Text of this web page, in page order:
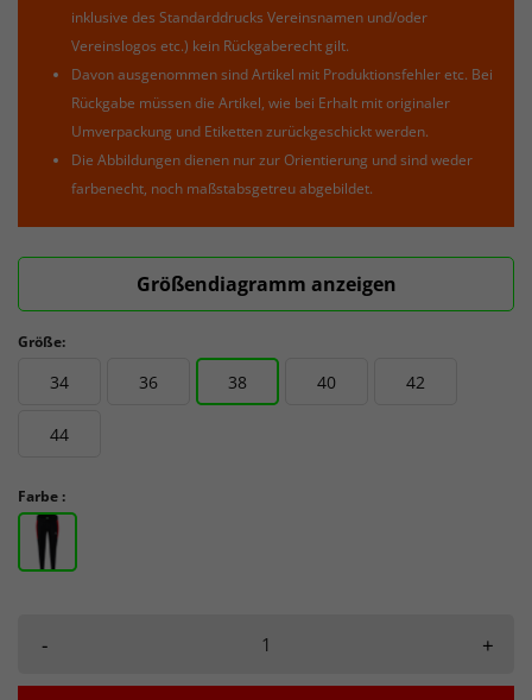
inklusive des Standarddrucks Vereinsnamen und/oder
Vereinslogos etc.) kein Rückgaberecht gilt.
Davon ausgenommen sind Artikel mit Produktionsfehler etc. Bei
Rückgabe müssen die Artikel, wie bei Erhalt mit originaler
Umverpackung und Etiketten zurückgeschickt werden.
Die Abbildungen dienen nur zur Orientierung und sind weder
farbenecht, noch maßstabsgetreu abgebildet.
Größendiagramm anzeigen
Größe:
34 36 38 40 42
44
Farbe :
- +